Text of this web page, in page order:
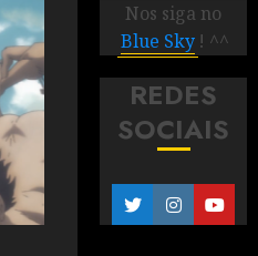
Nos siga no
Blue Sky ! ^^
REDES
SOCIAIS